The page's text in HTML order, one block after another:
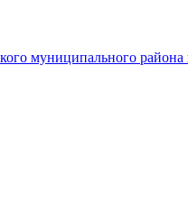
муниципального